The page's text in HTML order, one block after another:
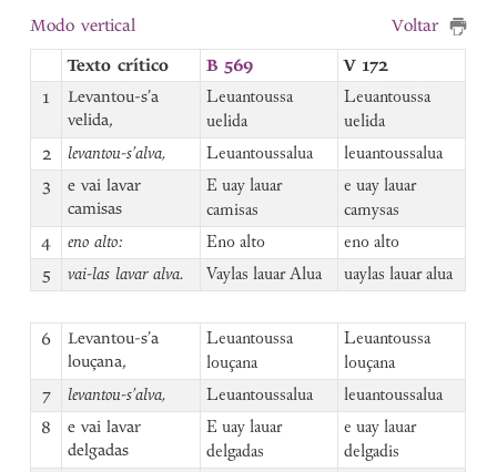
Modo vertical
Voltar
Texto crítico
B 569
V 172
1
Levantou-s’a
velida,
Leuantoussa
uelida
Leuantoussa
uelida
2 levantou-s’alva, Leuantoussalua leuantoussalua
3
e vai lavar
camisas
E uay lauar
camisas
e uay lauar
camysas
4 eno alto: Eno alto eno alto
5 vai-las lavar alva. Vaylas lauar Alua uaylas lauar alua
6
Levantou-s’a
louçana,
Leuantoussa
louçana
Leuantoussa
louçana
7 levantou-s’alva, Leuantoussalua leuantoussalua
8
e vai lavar
delgadas
E uay lauar
delgadas
e uay lauar
delgadis